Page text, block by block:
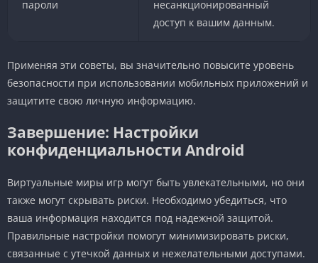
пароли
несанкционированный
доступ к вашим данным.
Применяя эти советы, вы значительно повысите уровень
безопасности при использовании мобильных приложений и
защитите свою личную информацию.
Завершение: Настройки
конфиденциальности Android
Виртуальные миры игр могут быть увлекательными, но они
также могут скрывать риски. Необходимо убедиться, что
ваша информация находится под надежной защитой.
Правильные настройки помогут минимизировать риски,
связанные с утечкой данных и нежелательными доступами.